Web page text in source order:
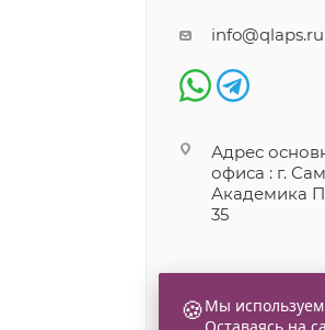
info@qlaps.ru
Адрес
офиса : г.
Академика
35
🍪Мы
Оставаясь на